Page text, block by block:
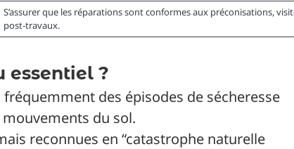
S’assurer que les réparations sont conformes aux préconisations,
post-travaux.
essentiel ?
des épisodes de sécheresse
du sol.
reconnues en “catastrophe naturelle